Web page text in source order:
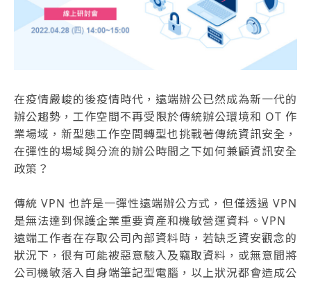
在疫情嚴峻的後疫情時代，遠端辦公已然成為新一代的
辦公趨勢，工作空間不再受限於傳統辦公環境和 OT 作
業場域，新型態工作空間轉型也挑戰著傳統資訊安全，
在彈性的場域與分流的辦公時間之下如何兼顧資訊安全
政策？
傳統 VPN 也許是一彈性遠端辦公方式，但僅透過 VPN
是無法達到保護企業重要資產和機敏營運資料。VPN
遠端工作者在存取公司內部資料時，若缺乏資安觀念的
狀況下，很有可能被惡意駭入及竊取資料，或無意間將
公司機敏落入自身端筆記型電腦，以上狀況都會造成公